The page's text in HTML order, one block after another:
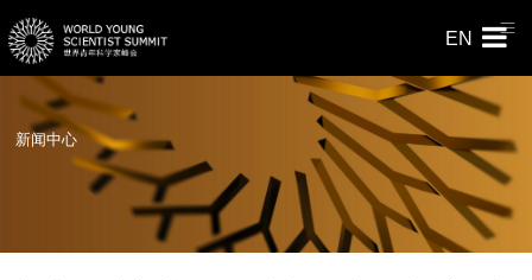
EN
新闻中心